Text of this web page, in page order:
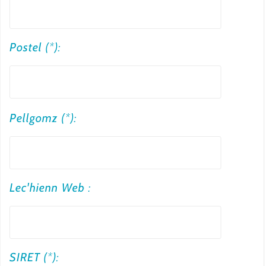
Postel (*):
u
e
l
Pellgomz (*):
Lec'hienn Web :
SIRET (*):